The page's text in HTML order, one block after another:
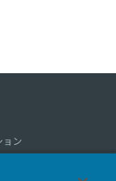
ョン